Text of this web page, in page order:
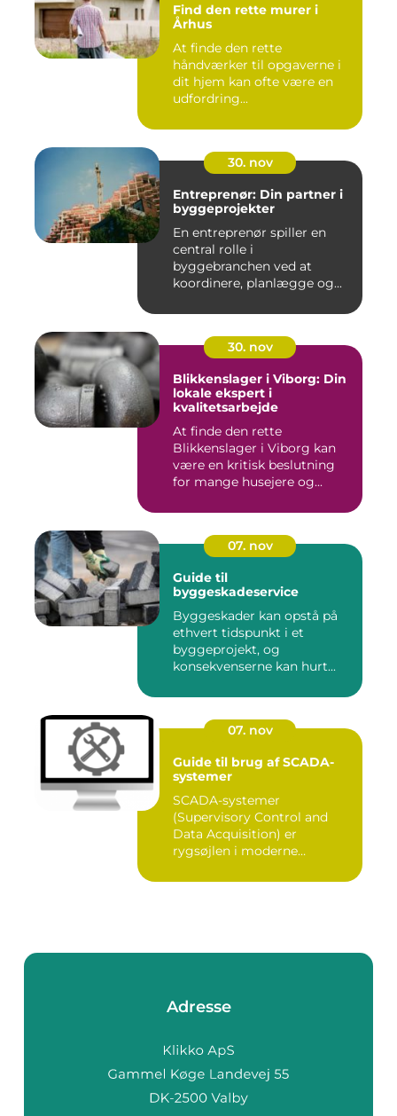
Find den rette murer i
Århus
At finde den rette
håndværker til opgaverne i
dit hjem kan ofte være en
udfordring...
30. nov
Entreprenør: Din partner i
byggeprojekter
En entreprenør spiller en
central rolle i
byggebranchen ved at
koordinere, planlægge og...
30. nov
Blikkenslager i Viborg: Din
lokale ekspert i
kvalitetsarbejde
At finde den rette
Blikkenslager i Viborg kan
være en kritisk beslutning
for mange husejere og...
07. nov
Guide til
byggeskadeservice
Byggeskader kan opstå på
ethvert tidspunkt i et
byggeprojekt, og
konsekvenserne kan hurt...
07. nov
Guide til brug af SCADA-
systemer
SCADA-systemer
(Supervisory Control and
Data Acquisition) er
rygsøjlen i moderne
Adresse